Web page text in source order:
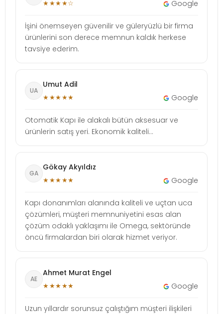
★★★★☆ Google
İşini önemseyen güvenilir ve güleryüzlü bir firma
ürünlerini son derece memnun kaldık herkese
tavsiye ederim.
UA
Umut Adil
★★★★★ Google
Otomatik Kapı ile alakalı bütün aksesuar ve
ürünlerin satış yeri. Ekonomik kaliteli...
GA
Gökay Akyıldız
★★★★★ Google
Kapı donanımları alanında kaliteli ve uçtan uca
çözümleri, müşteri memnuniyetini esas alan
çözüm odaklı yaklaşımı ile Omega, sektöründe
öncü firmalardan biri olarak hizmet veriyor.
AE
Ahmet Murat Engel
★★★★★ Google
Uzun yıllardır sorunsuz çalıştığım müşteri ilişkileri